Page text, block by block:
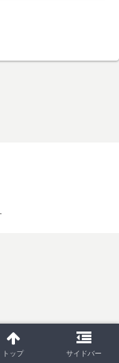
トップ サイドバー